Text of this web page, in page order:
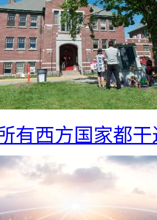
有西方国家都